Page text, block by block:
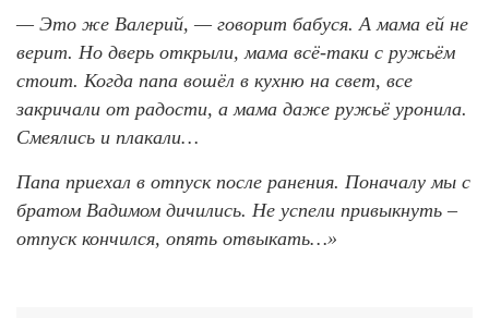
— Это же Валерий, — говорит бабуся. А мама ей не
верит. Но дверь открыли, мама всё-таки с ружьём
стоит. Когда папа вошёл в кухню на свет, все
закричали от радости, а мама даже ружьё уронила.
Смеялись и плакали…
Папа приехал в отпуск после ранения. Поначалу мы с
братом Вадимом дичились. Не успели привыкнуть –
отпуск кончился, опять отвыкать…»